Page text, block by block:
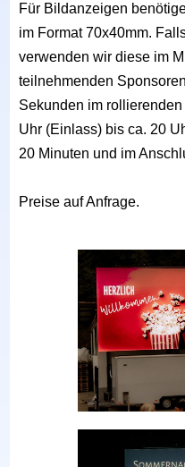
Für Bildanzeigen
im Format 70x40mm.
verwenden wir diese im
teilnehmenden
Sekunden im
Uhr (Einlass) bis ca. 20
20 Minuten und im
Preise auf Anfrage.